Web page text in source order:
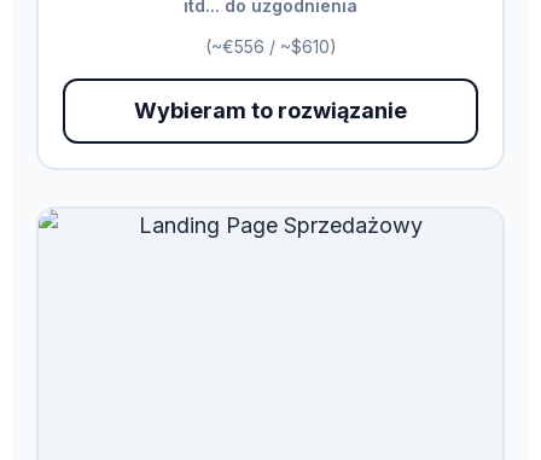
itd... do uzgodnienia
(~€556 / ~$610)
Wybieram to rozwiązanie